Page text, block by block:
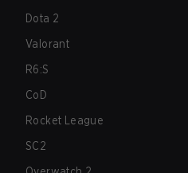
Dota 2
Valorant
R6:S
CoD
Rocket League
SC2